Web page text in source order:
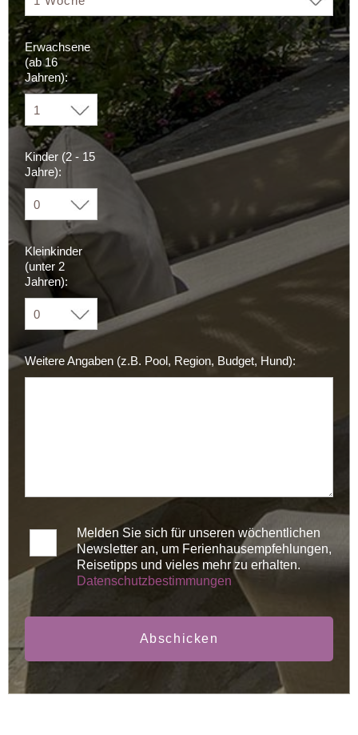
Erwachsene
(ab 16
Jahren):
Kinder (2 - 15
Jahre):
Kleinkinder
(unter 2
Jahren):
Weitere Angaben (z.B. Pool, Region, Budget, Hund):
Melden Sie sich für unseren wöchentlichen
Newsletter an, um Ferienhausempfehlungen,
Reisetipps und vieles mehr zu erhalten.
Datenschutzbestimmungen
Abschicken